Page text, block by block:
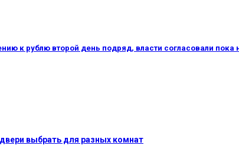
к рублю второй день подряд, власти согласовали пока
выбрать для разных комнат